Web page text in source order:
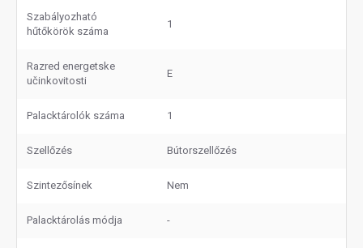
Szabályozható
hűtőkörök száma
1
Razred energetske
učinkovitosti
E
Palacktárolók száma 1
Szellőzés Bútorszellőzés
Szintezősínek Nem
Palacktárolás módja -